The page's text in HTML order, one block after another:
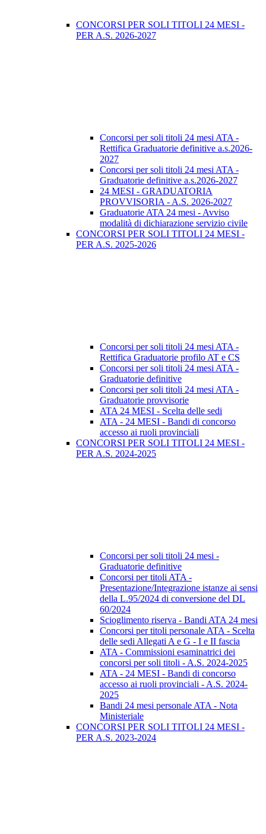
CONCORSI PER SOLI TITOLI 24 MESI -
PER A.S. 2026-2027
Concorsi per soli titoli 24 mesi ATA -
Rettifica Graduatorie definitive a.s.2026-
2027
Concorsi per soli titoli 24 mesi ATA -
Graduatorie definitive a.s.2026-2027
24 MESI - GRADUATORIA
PROVVISORIA - A.S. 2026-2027
Graduatorie ATA 24 mesi - Avviso
modalità di dichiarazione servizio civile
CONCORSI PER SOLI TITOLI 24 MESI -
PER A.S. 2025-2026
Concorsi per soli titoli 24 mesi ATA -
Rettifica Graduatorie profilo AT e CS
Concorsi per soli titoli 24 mesi ATA -
Graduatorie definitive
Concorsi per soli titoli 24 mesi ATA -
Graduatorie provvisorie
ATA 24 MESI - Scelta delle sedi
ATA - 24 MESI - Bandi di concorso
accesso ai ruoli provinciali
CONCORSI PER SOLI TITOLI 24 MESI -
PER A.S. 2024-2025
Concorsi per soli titoli 24 mesi -
Graduatorie definitive
Concorsi per titoli ATA -
Presentazione/Integrazione istanze ai sensi
della L.95/2024 di conversione del DL
60/2024
Scioglimento riserva - Bandi ATA 24 mesi
Concorsi per titoli personale ATA - Scelta
delle sedi Allegati A e G - I e II fascia
ATA - Commissioni esaminatrici dei
concorsi per soli titoli - A.S. 2024-2025
ATA - 24 MESI - Bandi di concorso
accesso ai ruoli provinciali - A.S. 2024-
2025
Bandi 24 mesi personale ATA - Nota
Ministeriale
CONCORSI PER SOLI TITOLI 24 MESI -
PER A.S. 2023-2024